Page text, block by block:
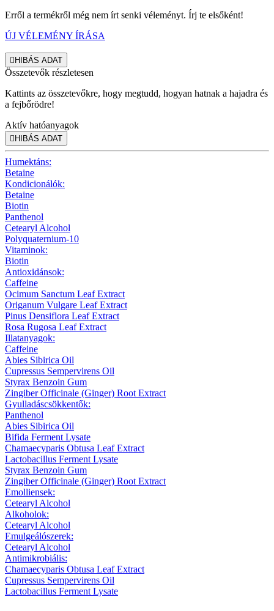
Erről a termékről még nem írt senki véleményt. Írj te elsőként!
ÚJ VÉLEMÉNY ÍRÁSA
HIBÁS ADAT
Összetevők részletesen
Kattints az összetevőkre, hogy megtudd, hogyan hatnak a hajadra és
a fejbőrödre!
Aktív hatóanyagok
HIBÁS ADAT
Humektáns:
Betaine
Kondicionálók:
Betaine
Biotin
Panthenol
Cetearyl Alcohol
Polyquaternium-10
Vitaminok:
Biotin
Antioxidánsok:
Caffeine
Ocimum Sanctum Leaf Extract
Origanum Vulgare Leaf Extract
Pinus Densiflora Leaf Extract
Rosa Rugosa Leaf Extract
Illatanyagok:
Caffeine
Abies Sibirica Oil
Cupressus Sempervirens Oil
Styrax Benzoin Gum
Zingiber Officinale (Ginger) Root Extract
Gyulladáscsökkentők:
Panthenol
Abies Sibirica Oil
Bifida Ferment Lysate
Chamaecyparis Obtusa Leaf Extract
Lactobacillus Ferment Lysate
Styrax Benzoin Gum
Zingiber Officinale (Ginger) Root Extract
Emolliensek:
Cetearyl Alcohol
Alkoholok:
Cetearyl Alcohol
Emulgeálószerek:
Cetearyl Alcohol
Antimikrobiális:
Chamaecyparis Obtusa Leaf Extract
Cupressus Sempervirens Oil
Lactobacillus Ferment Lysate